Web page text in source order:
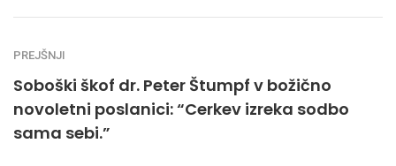
PREJŠNJI
Soboški škof dr. Peter Štumpf v božično
novoletni poslanici: “Cerkev izreka sodbo
sama sebi.”